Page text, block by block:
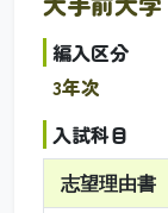
編入区分
3年次
入試科目
志望理由書